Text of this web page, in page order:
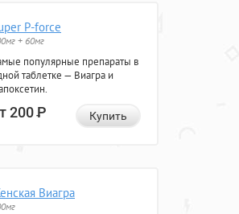
P-force
+ 60мг
популярные препараты в
таблетке — Виагра и
200Р Купить
Виагра